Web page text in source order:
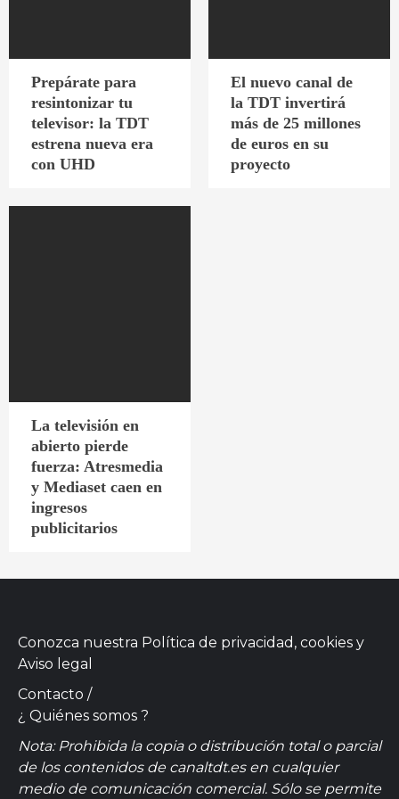
Prepárate para
resintonizar tu
televisor: la TDT
estrena nueva era
con UHD
El nuevo canal de
la TDT invertirá
más de 25 millones
de euros en su
proyecto
La televisión en
abierto pierde
fuerza: Atresmedia
y Mediaset caen en
ingresos
publicitarios
Conozca nuestra Política de privacidad, cookies y
Aviso legal
Contacto /
¿ Quiénes somos ?
Nota: Prohibida la copia o distribución total o parcial
de los contenidos de canaltdt.es en cualquier
medio de comunicación comercial. Sólo se permite